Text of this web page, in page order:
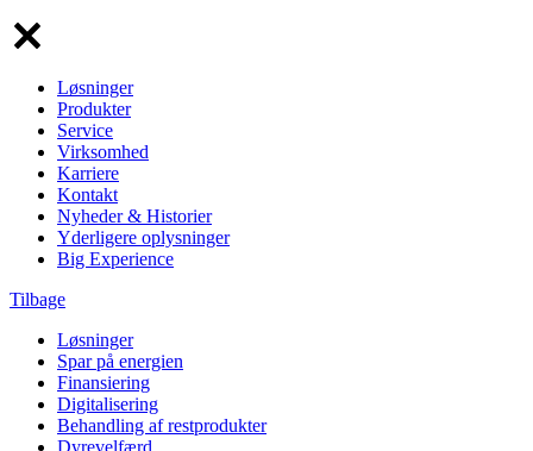
Løsninger
Produkter
Service
Virksomhed
Karriere
Kontakt
Nyheder & Historier
Yderligere oplysninger
Big Experience
Tilbage
Løsninger
Spar på energien
Finansiering
Digitalisering
Behandling af restprodukter